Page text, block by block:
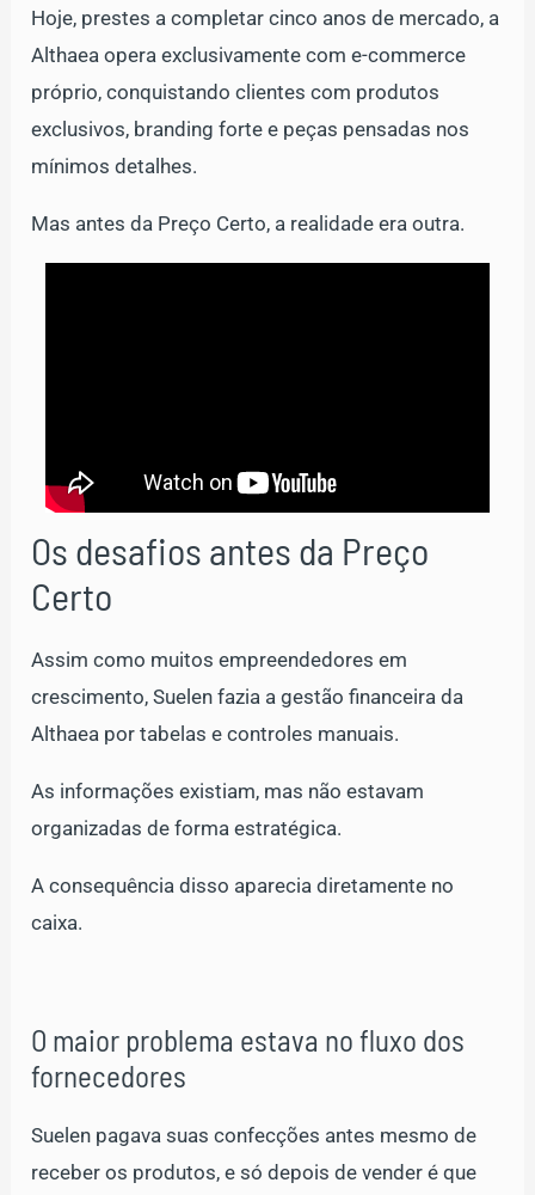
Hoje, prestes a completar cinco anos de mercado, a
Althaea opera exclusivamente com e-commerce
próprio, conquistando clientes com produtos
exclusivos, branding forte e peças pensadas nos
mínimos detalhes.
Mas antes da Preço Certo, a realidade era outra.
Os desafios antes da Preço
Certo
Assim como muitos empreendedores em
crescimento, Suelen fazia a gestão financeira da
Althaea por tabelas e controles manuais.
As informações existiam, mas não estavam
organizadas de forma estratégica.
A consequência disso aparecia diretamente no
caixa.
O maior problema estava no fluxo dos
fornecedores
Suelen pagava suas confecções antes mesmo de
receber os produtos, e só depois de vender é que